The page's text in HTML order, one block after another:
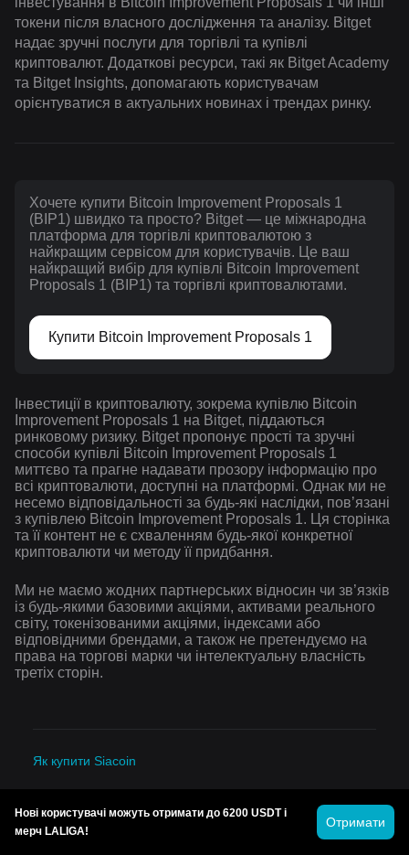
токени після власного дослідження та аналізу. Bitget
надає зручні послуги для торгівлі та купівлі
криптовалют. Додаткові ресурси, такі як Bitget Academy
та Bitget Insights, допомагають користувачам
орієнтуватися в актуальних новинах і трендах ринку.
Хочете купити Bitcoin Improvement Proposals 1
(BIP1) швидко та просто? Bitget — це міжнародна
платформа для торгівлі криптовалютою з
найкращим сервісом для користувачів. Це ваш
найкращий вибір для купівлі Bitcoin Improvement
Proposals 1 (BIP1) та торгівлі криптовалютами.
Купити Bitcoin Improvement Proposals 1
Інвестиції в криптовалюту, зокрема купівлю Bitcoin
Improvement Proposals 1 на Bitget, піддаються
ринковому ризику. Bitget пропонує прості та зручні
способи купівлі Bitcoin Improvement Proposals 1
миттєво та прагне надавати прозору інформацію про
всі криптовалюти, доступні на платформі. Однак ми не
несемо відповідальності за будь-які наслідки, повʼязані
з купівлею Bitcoin Improvement Proposals 1. Ця сторінка
та її контент не є схваленням будь-якої конкретної
криптовалюти чи методу її придбання.
Ми не маємо жодних партнерських відносин чи зв’язків
із будь-якими базовими акціями, активами реального
світу, токенізованими акціями, індексами або
відповідними брендами, а також не претендуємо на
права на торгові марки чи інтелектуальну власність
третіх сторін.
Як купити Siacoin
Як купити Waves
Нові користувачі можуть отримати до 6200 USDT і
мерч LALIGA!
Отримати